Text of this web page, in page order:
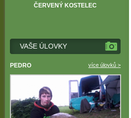
ČERVENÝ KOSTELEC
VAŠE ÚLOVKY
PEDRO více úlovků >